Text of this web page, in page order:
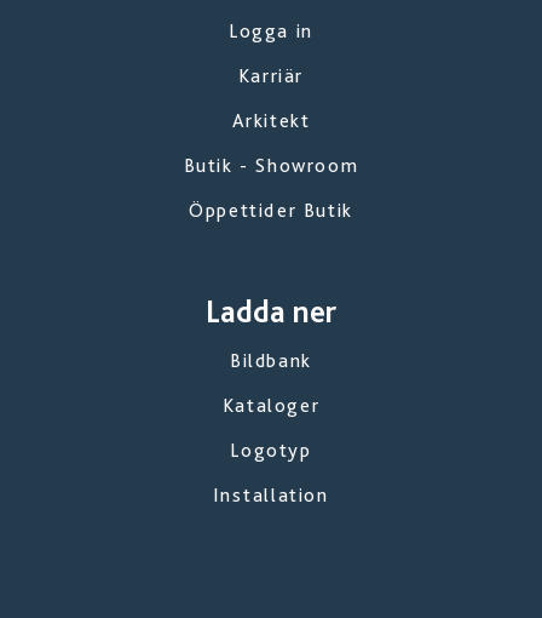
Logga in
Karriär
Arkitekt
Butik - Showroom
Öppettider Butik
Ladda ner
Bildbank
Kataloger
Logotyp
Installation